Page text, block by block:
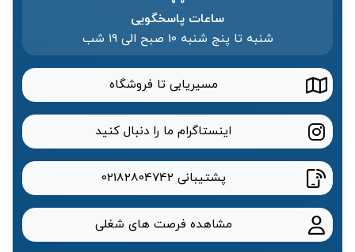
ساعات پاسخگویی
شنبه تا پنج شنبه 10 صبح الی 19 شب
مسیریابی تا فروشگاه
اینستاگرام ما را دنبال کنید
پشتیبانی 02182804742
مشاهده فرصت های شغلی